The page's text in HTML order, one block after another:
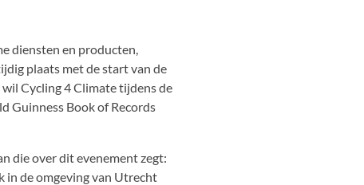
diensten en producten,
plaats met de start van de
Cycling 4 Climate tijdens de
Guinness Book of Records
die over dit evenement zegt:
in de omgeving van Utrecht